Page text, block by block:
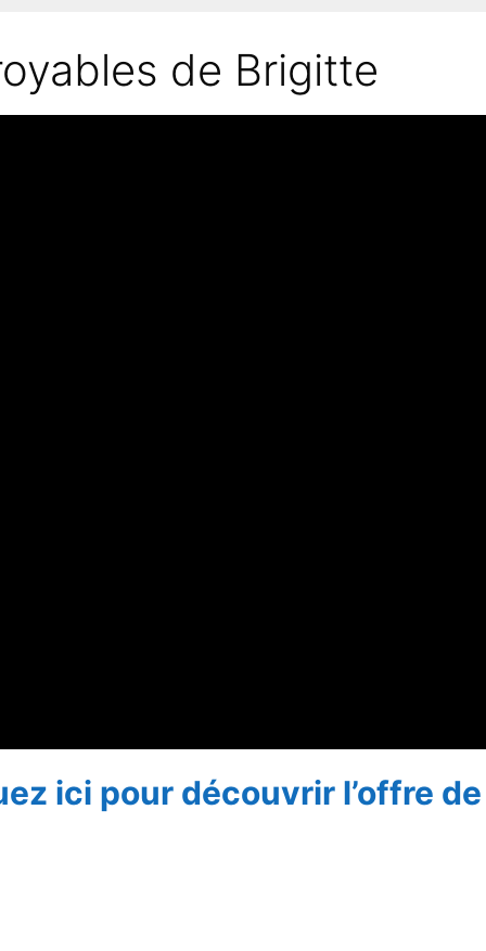
de Brigitte
ici pour découvrir l’offre